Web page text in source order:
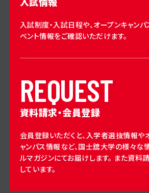
入試制度・入試日程や、オープンキャン
ベント情報をご確認いただけます。
REQUEST
資料請求・会員登録
会員登録いただくと、入学者選抜情報や
ャンパス情報など、国士舘大学の様々な
ルマガジンにてお届けします。 また資料
しています。